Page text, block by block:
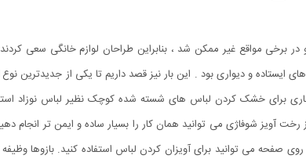
برخی مواقع غیر ممکن شد ، بنابراین طراحان لوازم خانگی سعی
ایستاده و دیواری بود . این بار نیز قصد داریم تا یکی از جدیدترین
برای خشک کردن لباس های شسته شده کوچک نظیر لباس نوزاد
روی صفحه می توانید برای آویزان کردن لباس استفاده کنید. بازوها